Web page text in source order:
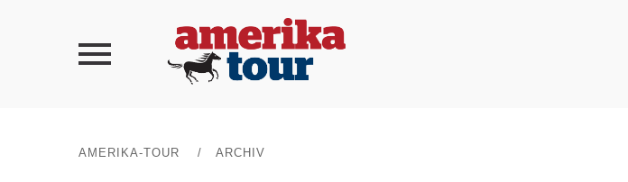
AMERIKA-TOUR / ARCHIV